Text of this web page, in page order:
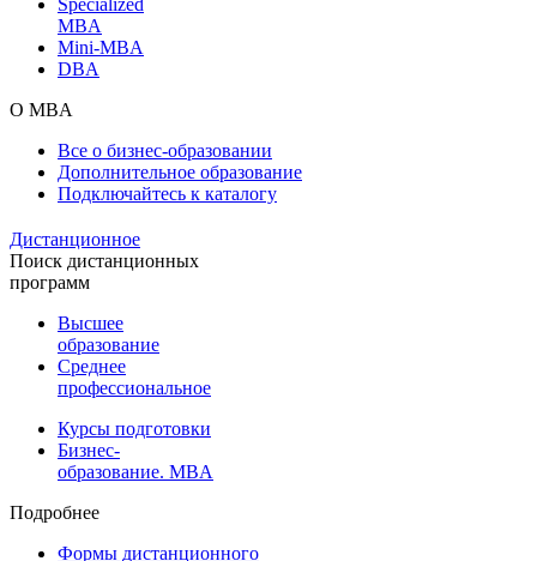
MBA
Mini-MBA
DBA
О MBA
Все о бизнес-образовании
Дополнительное образование
Подключайтесь к каталогу
Дистанционное
Поиск дистанционных
программ
Высшее
образование
Среднее
профессиональное
Курсы подготовки
Бизнес-
образование. MBA
Подробнее
Формы дистанционного